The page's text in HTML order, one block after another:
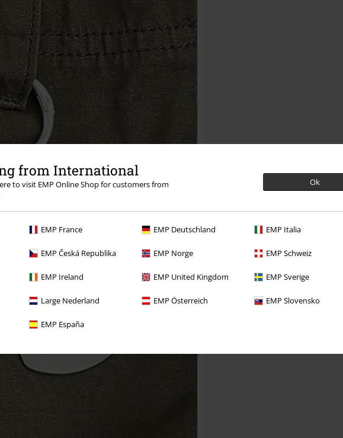
from International
to visit EMP Online Shop for customers from
Ok
EMP France EMP Deutschland EMP Italia
EMP Česká Republika EMP Norge EMP Schweiz
EMP Ireland EMP United Kingdom EMP Sverige
Large Nederland EMP Österreich EMP Slovensko
EMP España